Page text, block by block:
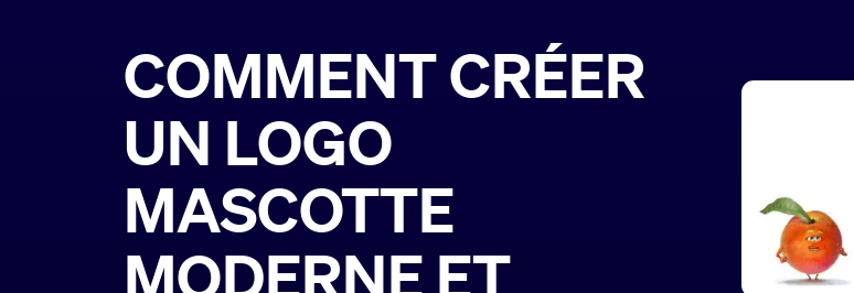
COMMENT CRÉER
UN LOGO
MASCOTTE
MODERNE ET